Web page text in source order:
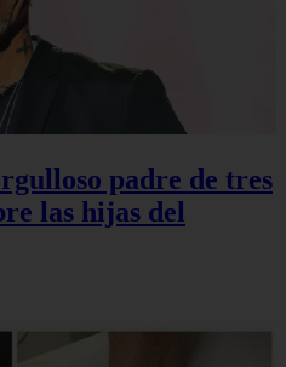
padre de tres
las hijas del